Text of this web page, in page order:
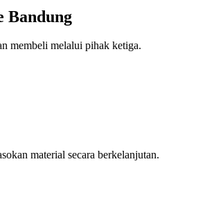
Bandung
membeli melalui pihak ketiga.
material secara berkelanjutan.